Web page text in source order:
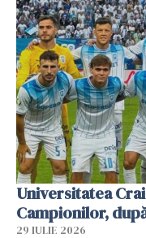
Universitatea
Campionilor,
29 IULIE 2026